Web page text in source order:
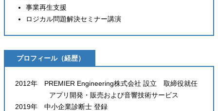
事業再生支援
ロジカル問題解決セミナー講演
プロフィール（経歴）
2012年 PREMIER Engineering株式会社 設立 取締役就任
アプリ開発・販売および音響技術サービス
2019年 中小企業診断士 登録